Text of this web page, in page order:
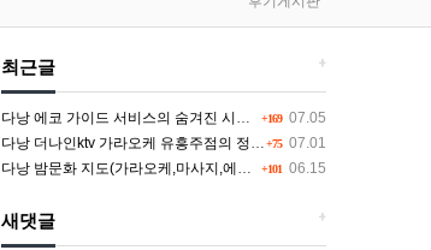
+
최근글
+169 07.05
다낭 에코 가이드 서비스의 숨겨진 시스템과 다채로운 인력 풀의 진실
+75 07.01
다낭 더나인ktv 가라오케 유흥주점의 정석을 찾고 있다면 여기
+101 06.15
다낭 밤문화 지도(가라오케,마사지,에코걸,토킹바,클럽) 유흥별 가격 및 후기공유
+
새댓글